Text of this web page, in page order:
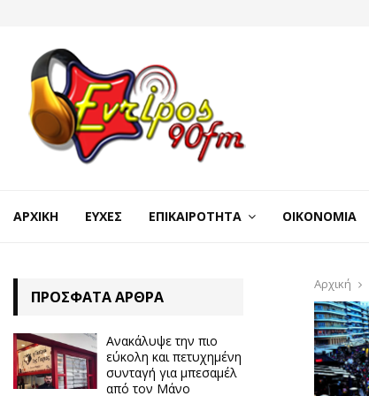
ΑΡΧΙΚΉ ΕΥΧΈΣ ΕΠΙΚΑΙΡΌΤΗΤΑ ΟΙΚΟΝΟΜΊΑ
Αρχική
ΠΡΌΣΦΑΤΑ ΆΡΘΡΑ
Ανακάλυψε την πιο
εύκολη και πετυχημένη
συνταγή για μπεσαμέλ
από τον Μάνο